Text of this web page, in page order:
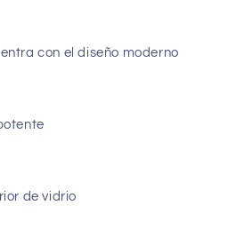
con el diseño moderno
de vidrio